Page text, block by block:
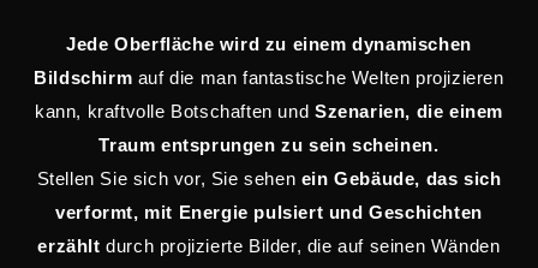
Jede Oberfläche wird zu einem dynamischen
Bildschirm auf die man fantastische Welten projizieren
kann, kraftvolle Botschaften und Szenarien, die einem
Traum entsprungen zu sein scheinen.
Stellen Sie sich vor, Sie sehen ein Gebäude, das sich
verformt, mit Energie pulsiert und Geschichten
erzählt durch projizierte Bilder, die auf seinen Wänden